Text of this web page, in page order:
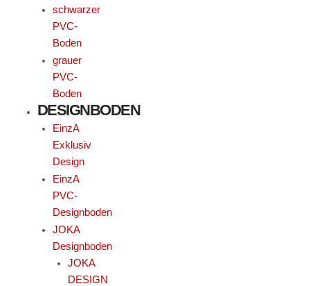
schwarzer
PVC-
Boden
grauer
PVC-
Boden
DESIGNBODEN
EinzA
Exklusiv
Design
EinzA
PVC-
Designboden
JOKA
Designboden
JOKA
DESIGN